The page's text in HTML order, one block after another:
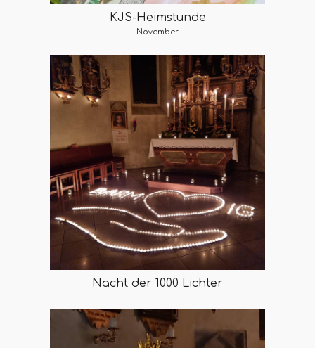
KJS-Heimstunde
November
Nacht der 1000 Lichter